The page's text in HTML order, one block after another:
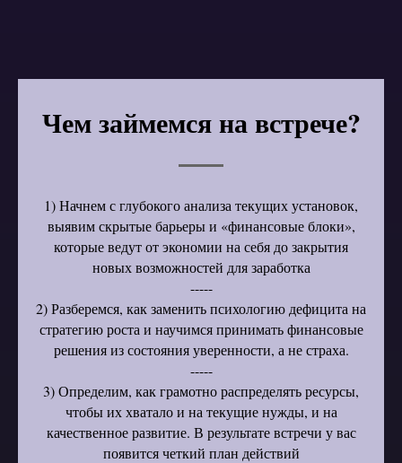
Чем займемся на встрече?
1) Начнем с глубокого анализа текущих установок,
выявим скрытые барьеры и «финансовые блоки»,
которые ведут от экономии на себя до закрытия
новых возможностей для заработка
-----
2) Разберемся, как заменить психологию дефицита на
стратегию роста и научимся принимать финансовые
решения из состояния уверенности, а не страха.
-----
3) Определим, как грамотно распределять ресурсы,
чтобы их хватало и на текущие нужды, и на
качественное развитие. В результате встречи у вас
появится четкий план действий